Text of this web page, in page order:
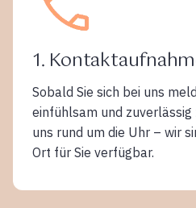
1.
Sobald Sie sich bei uns
einfühlsam und zuverlässig
uns rund um die Uhr – wir
Ort für Sie verfügbar.